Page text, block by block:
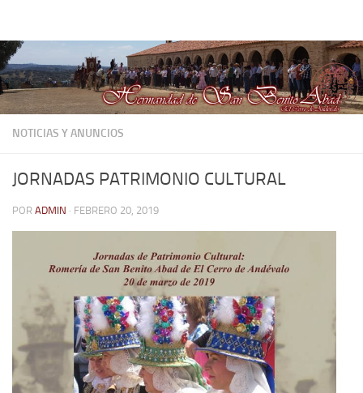
NOTICIAS Y ANUNCIOS
JORNADAS PATRIMONIO CULTURAL
POR ADMIN · FEBRERO 20, 2019